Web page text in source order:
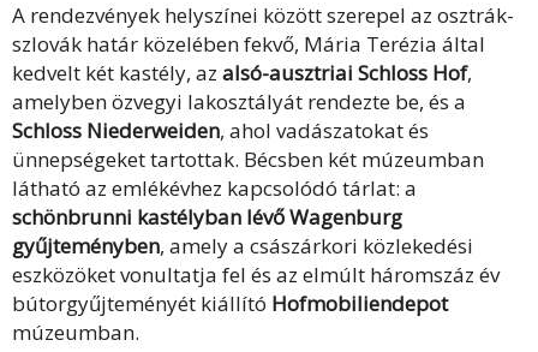
A rendezvények helyszínei között szerepel az osztrák-
szlovák határ közelében fekvő, Mária Terézia által
kedvelt két kastély, az alsó-ausztriai Schloss Hof,
amelyben özvegyi lakosztályát rendezte be, és a
Schloss Niederweiden, ahol vadászatokat és
ünnepségeket tartottak. Bécsben két múzeumban
látható az emlékévhez kapcsolódó tárlat: a
schönbrunni kastélyban lévő Wagenburg
gyűjteményben, amely a császárkori közlekedési
eszközöket vonultatja fel és az elmúlt háromszáz év
bútorgyűjteményét kiállító Hofmobiliendepot
múzeumban.